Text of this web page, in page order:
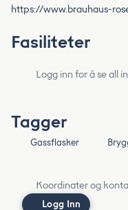
https://www.brauhaus-
Fasiliteter
Logg inn for å se all
Tagger
Gassflasker
Koordinater og
Logg Inn